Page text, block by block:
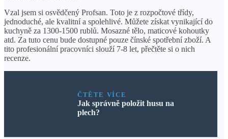
Vzal jsem si osvědčený Profsan. Toto je z rozpočtové třídy,
jednoduché, ale kvalitní a spolehlivé. Můžete získat vynikající do
kuchyně za 1300-1500 rublů. Mosazné tělo, maticové kohoutky
atd. Za tuto cenu bude dostupné pouze čínské spotřební zboží. A
tito profesionální pracovníci slouží 7-8 let, přečtěte si o nich
recenze.
ČTĚTE VÍCE
Jak správně položit husu na
plech?